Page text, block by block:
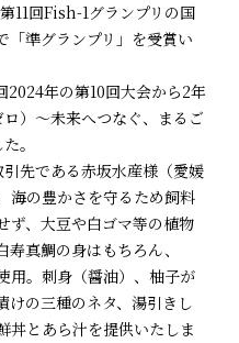
11回Fish-1グランプリの国
準グランプリ」を受賞い
年の第10回大会から2年
）～未来へつなぐ、まるご
。
先である赤坂水産様（愛媛
海の豊かさを守るため飼料
ず、大豆や白ゴマ等の植物
真鯛の身はもちろん、
用。刺身（醤油）、柚子が
けの三種のネタ、湯引きし
丼とあら汁を提供いたしま